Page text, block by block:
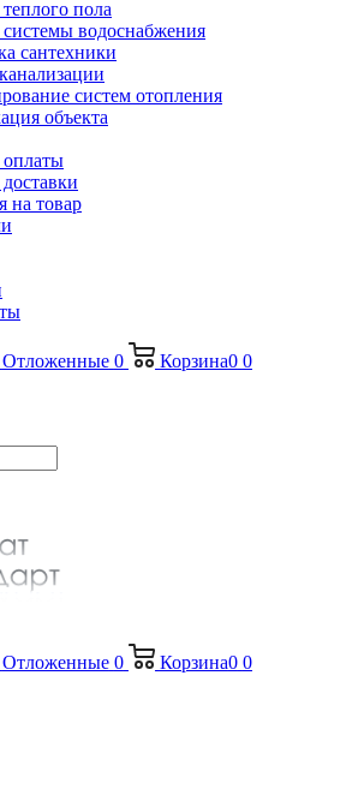
пола
водоснабжения
сантехники
систем отопления
объекта
оплаты
на товар
Отложенные 0 Корзина0 0
Отложенные 0 Корзина0 0